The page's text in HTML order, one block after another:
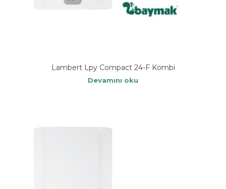
Lambert Lpy Compact 24-F Kombi
Devamını oku